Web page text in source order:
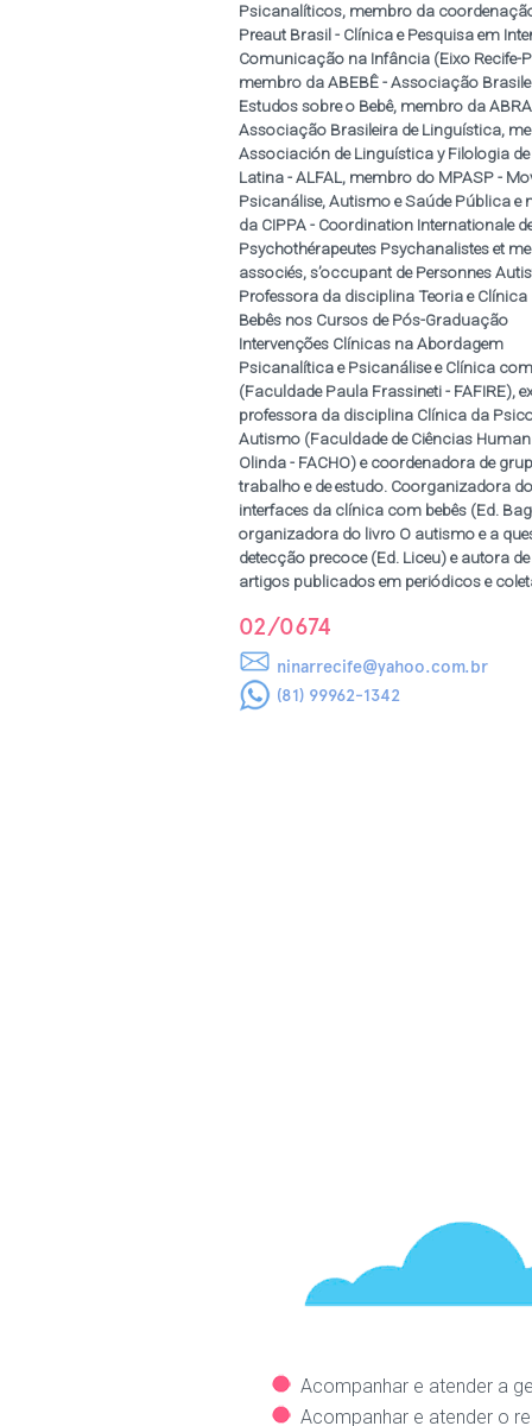
Psicanalíticos, membro da
Preaut Brasil - Clínica e Pesquisa em
Comunicação na Infância (Eixo Recife-
membro da ABEBÊ - Associação
Estudos sobre o Bebê, membro da
Associação Brasileira de Linguística,
Associación de Linguística y Filologia
Latina - ALFAL, membro do MPASP -
Psicanálise, Autismo e Saúde Pública e
da CIPPA - Coordination Internationale
Psychothérapeutes Psychanalistes et
associés, s’occupant de Personnes
Professora da disciplina Teoria e
Bebês nos Cursos de Pós-Graduação
Intervenções Clínicas na Abordagem
Psicanalítica e Psicanálise e Clínica
(Faculdade Paula Frassineti - FAFIRE),
professora da disciplina Clínica da
Autismo (Faculdade de Ciências
Olinda - FACHO) e coordenadora de
trabalho e de estudo. Coorganizadora
interfaces da clínica com bebês (Ed.
organizadora do livro O autismo e a
detecção precoce (Ed. Liceu) e autora
artigos publicados em periódicos e
02/0674
ninarrecife@yahoo.com.br
(81) 99962-1342
Acompanhar e atender a
Acompanhar e atender o